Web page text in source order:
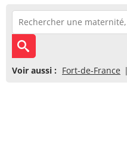
Voir aussi : Fort-de-France